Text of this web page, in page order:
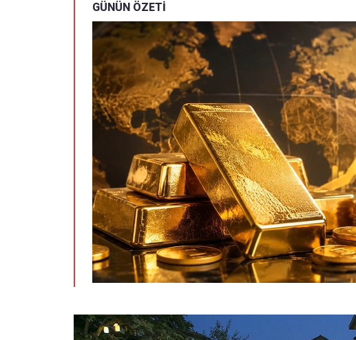
GÜNÜN ÖZETİ